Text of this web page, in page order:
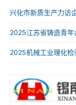
兴化市新质生产力访
2025江苏省铸造青
2025机械工业理化检